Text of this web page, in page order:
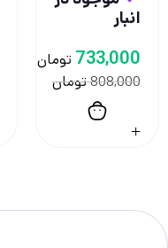
انبار
808,000تومان
733,000 تومان